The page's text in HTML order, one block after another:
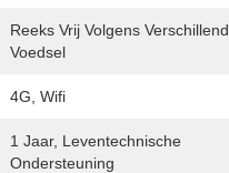
Reeks Vrij Volgens Verschillend
Voedsel
4G, Wifi
1 Jaar, Leventechnische
Ondersteuning